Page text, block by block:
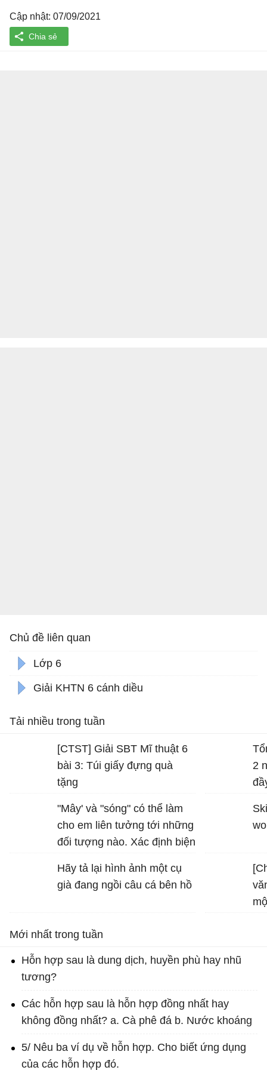
Cập nhật: 07/09/2021
Chủ đề liên quan
Lớp 6
Giải KHTN 6 cánh diều
Tải nhiều trong tuần
[CTST] Giải SBT Mĩ thuật 6
bài 3: Túi giấy đựng quà
tặng
"Mây' và "sóng" có thể làm
cho em liên tưởng tới những
đối tượng nào. Xác định biện
trong hình ảnh "bình minh
vàng", "vầng trăng bạc" và
Hãy tả lại hình ảnh một cụ
già đang ngồi câu cá bên hồ
2
Mới nhất trong tuần
Hỗn hợp sau là dung dịch, huyền phù hay nhũ
tương?
Các hỗn hợp sau là hỗn hợp đồng nhất hay
không đồng nhất? a. Cà phê đá b. Nước khoáng
5/ Nêu ba ví dụ về hỗn hợp. Cho biết ứng dụng
của các hỗn hợp đó.